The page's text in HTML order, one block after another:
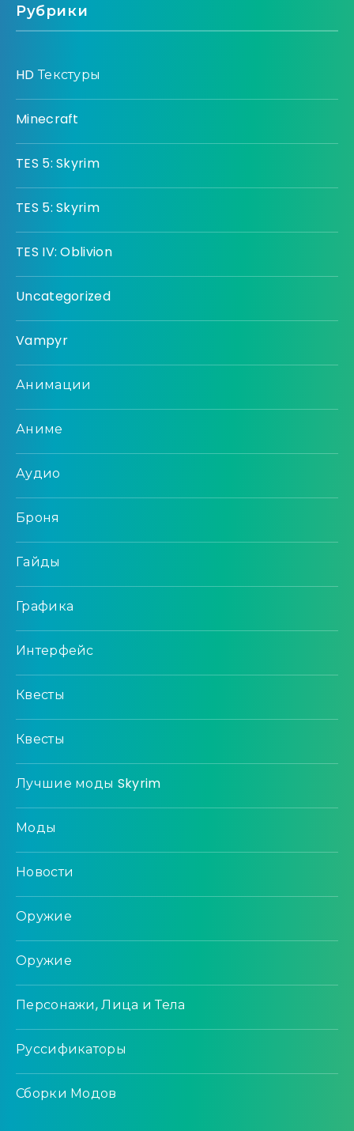
Рубрики
HD Текстуры
Minecraft
TES 5: Skyrim
TES 5: Skyrim
TES IV: Oblivion
Uncategorized
Vampyr
Анимации
Аниме
Аудио
Броня
Гайды
Графика
Интерфейс
Квесты
Квесты
Лучшие моды Skyrim
Моды
Новости
Оружие
Оружие
Персонажи, Лица и Тела
Руссификаторы
Сборки Модов